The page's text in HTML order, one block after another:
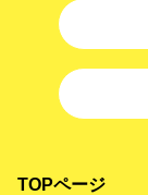
TOPページ